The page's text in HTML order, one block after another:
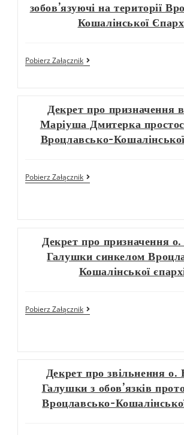
зобов’язуючі на території
Кошалінської
Pobierz Załącznik
Декрет про призначення
Маріуша Дмитерка
Вроцлавсько-Кошалінської
Pobierz Załącznik
Декрет про призначення о.
Галушки синкелом
Кошалінської
Pobierz Załącznik
Декрет про звільнення о.
Галушки з обов’язків
Вроцлавсько-